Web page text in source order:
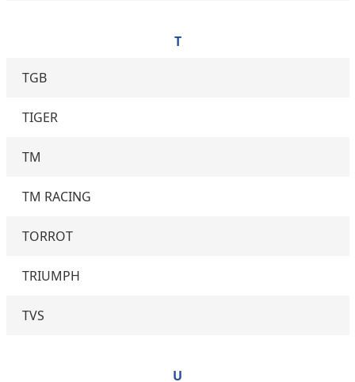
T
TGB
TIGER
TM
TM RACING
TORROT
TRIUMPH
TVS
U